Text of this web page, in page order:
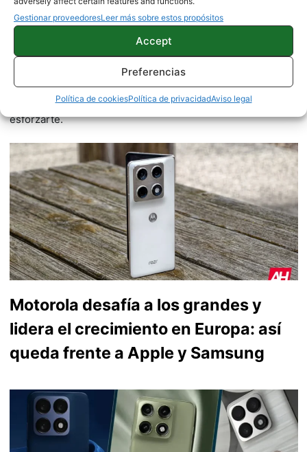
Gestionar proveedoresLeer más sobre estos propósitos
Accept
Preferencias
Política de cookiesPolítica de privacidadAviso legal
Miguel
717 artículos publicados en ProAndroid desde 2020.
Redactor en Pro Android| Apasionado del deporte y la
tecnología. Ser competitivo hace que nunca dejes de
esforzarte.
Motorola desafía a los grandes y
lidera el crecimiento en Europa: así
queda frente a Apple y Samsung